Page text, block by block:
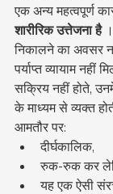
एक अन्य महत्वपूर्ण
शारीरिक उत्तेजना है ।
निकालने का अवसर
पर्याप्त व्यायाम नहीं
सक्रिय नहीं होते,
के माध्यम से व्यक्त
आमतौर पर:
दीर्घकालिक,
रुक-रुक कर
यह एक ऐसी